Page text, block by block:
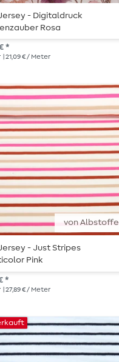
- Digitaldruck
Rosa
*
| 21,09 € / Meter
von Albstoffe
- Just Stripes
Pink
*
| 27,89 € / Meter